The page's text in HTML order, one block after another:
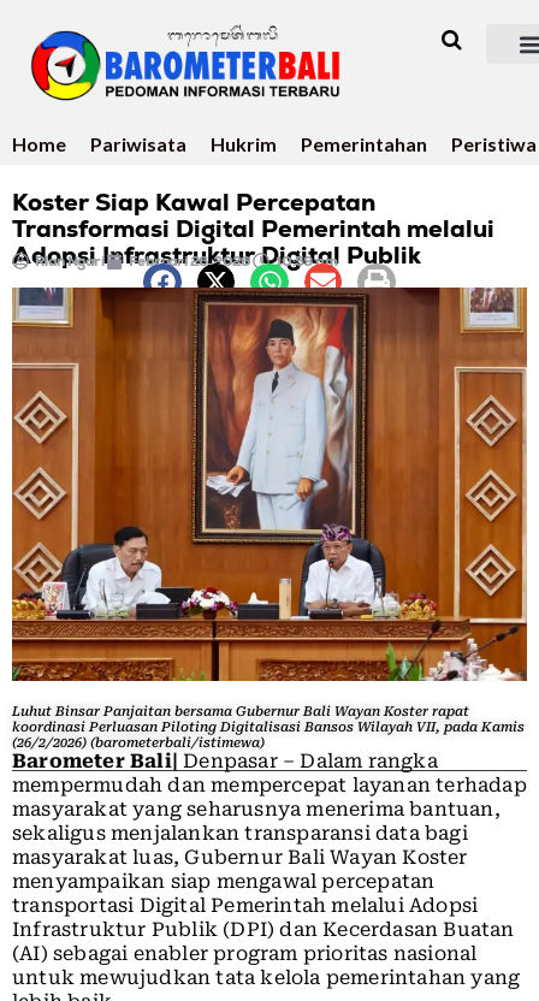
Home Pariwisata Hukrim Pemerintahan Peristiwa
Koster Siap Kawal Percepatan
Transformasi Digital Pemerintah melalui
Adopsi Infrastruktur Digital Publik
Rian Ngari Februari 26, 2026 10:59 pm
Luhut Binsar Panjaitan bersama Gubernur Bali Wayan Koster rapat
koordinasi Perluasan Piloting Digitalisasi Bansos Wilayah VII, pada Kamis
(26/2/2026) (barometerbali/istimewa)
Barometer Bali| Denpasar – Dalam rangka
mempermudah dan mempercepat layanan terhadap
masyarakat yang seharusnya menerima bantuan,
sekaligus menjalankan transparansi data bagi
masyarakat luas, Gubernur Bali Wayan Koster
menyampaikan siap mengawal percepatan
transportasi Digital Pemerintah melalui Adopsi
Infrastruktur Publik (DPI) dan Kecerdasan Buatan
(AI) sebagai enabler program prioritas nasional
untuk mewujudkan tata kelola pemerintahan yang